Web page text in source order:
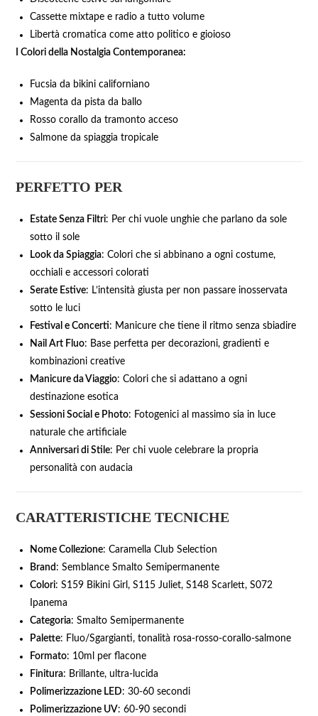
Cassette mixtape e radio a tutto volume
Libertà cromatica come atto politico e gioioso
I Colori della Nostalgia Contemporanea:
Fucsia da bikini californiano
Magenta da pista da ballo
Rosso corallo da tramonto acceso
Salmone da spiaggia tropicale
PERFETTO PER
Estate Senza Filtri: Per chi vuole unghie che parlano da sole
sotto il sole
Look da Spiaggia: Colori che si abbinano a ogni costume,
occhiali e accessori colorati
Serate Estive: L’intensità giusta per non passare inosservata
sotto le luci
Festival e Concerti: Manicure che tiene il ritmo senza sbiadire
Nail Art Fluo: Base perfetta per decorazioni, gradienti e
kombinazioni creative
Manicure da Viaggio: Colori che si adattano a ogni
destinazione esotica
Sessioni Social e Photo: Fotogenici al massimo sia in luce
naturale che artificiale
Anniversari di Stile: Per chi vuole celebrare la propria
personalità con audacia
CARATTERISTICHE TECNICHE
Nome Collezione: Caramella Club Selection
Brand : Semblance Smalto Semipermanente
Colori: S159 Bikini Girl, S115 Juliet, S148 Scarlett, S072
Ipanema
Categoria: Smalto Semipermanente
Palette: Fluo/Sgargianti, tonalità rosa-rosso-corallo-salmone
Formato: 10ml per flacone
Finitura: Brillante, ultra-lucida
Polimerizzazione LED: 30-60 secondi
Polimerizzazione UV: 60-90 secondi